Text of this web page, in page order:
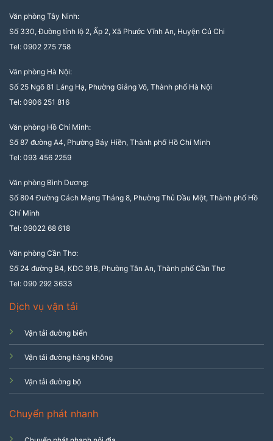
Văn phòng Tây Ninh:
Số 330, Đường tỉnh lộ 2, Ấp 2, Xã Phước Vĩnh An, Huyện Củ Chi
Tel: 0902 275 758
Văn phòng Hà Nội:
Số 25 Ngõ 81 Láng Hạ, Phường Giảng Võ, Thành phố Hà Nội
Tel: 0906 251 816
Văn phòng Hồ Chí Minh:
Số 87 đường A4, Phường Bảy Hiền, Thành phố Hồ Chí Minh
Tel: 093 456 2259
Văn phòng Bình Dương:
Số 804 Đường Cách Mạng Tháng 8, Phường Thủ Dầu Một, Thành phố Hồ
Chí Minh
Tel: 09022 68 618
Văn phòng Cần Thơ:
Số 24 đường B4, KDC 91B, Phường Tân An, Thành phố Cần Thơ
Tel: 090 292 3633
Dịch vụ vận tải
Vận tải đường biển
Vận tải đường hàng không
Vận tải đường bộ
Chuyển phát nhanh